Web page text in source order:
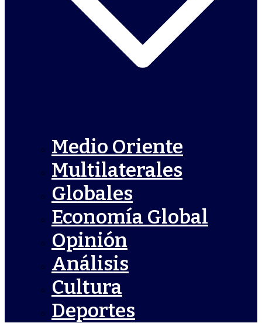
Medio Oriente
Multilaterales
Globales
Economía Global
Opinión
Análisis
Cultura
Deportes